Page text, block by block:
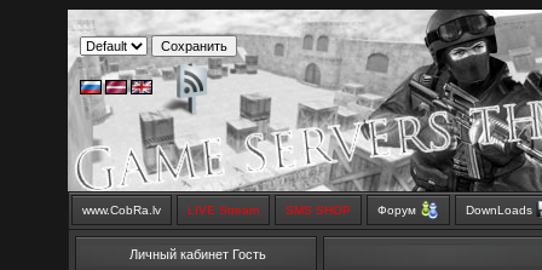
www.CobRa.lv LIVE Stream SMS SHOP Форум DownLoads
Личный кабинет Гость